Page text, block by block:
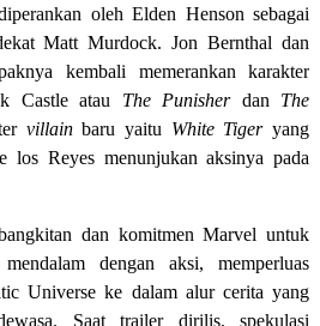
oleh Elden Henson sebagai
Matt Murdock. Jon Bernthal dan
kembali memerankan karakter
Castle atau The Punisher dan The
villainbaru yaitu White Tigeryang
los Reyes menunjukan aksinya pada
dan komitmen Marvel untuk
dengan aksi, memperluas
Universe ke dalam alur cerita yang
Saat trailer dirilis, spekulasi